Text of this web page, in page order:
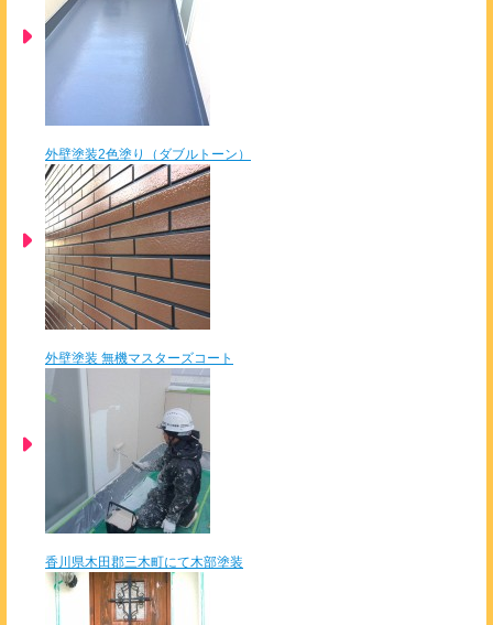
外壁塗装2色塗り（ダブルトーン）
外壁塗装 無機マスターズコート
香川県木田郡三木町にて木部塗装